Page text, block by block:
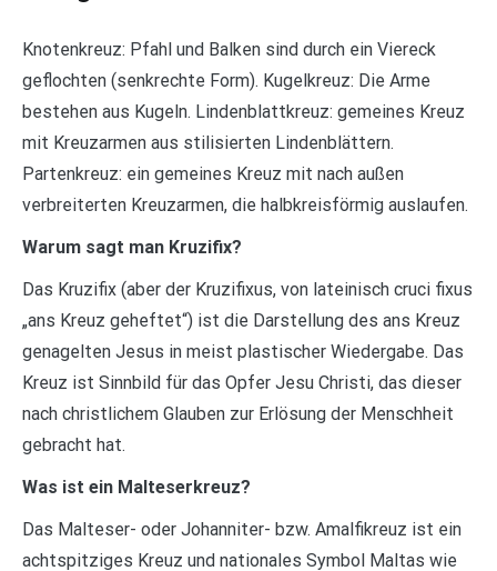
Knotenkreuz: Pfahl und Balken sind durch ein Viereck
geflochten (senkrechte Form). Kugelkreuz: Die Arme
bestehen aus Kugeln. Lindenblattkreuz: gemeines Kreuz
mit Kreuzarmen aus stilisierten Lindenblättern.
Partenkreuz: ein gemeines Kreuz mit nach außen
verbreiterten Kreuzarmen, die halbkreisförmig auslaufen.
Warum sagt man Kruzifix?
Das Kruzifix (aber der Kruzifixus, von lateinisch cruci fixus
„ans Kreuz geheftet“) ist die Darstellung des ans Kreuz
genagelten Jesus in meist plastischer Wiedergabe. Das
Kreuz ist Sinnbild für das Opfer Jesu Christi, das dieser
nach christlichem Glauben zur Erlösung der Menschheit
gebracht hat.
Was ist ein Malteserkreuz?
Das Malteser- oder Johanniter- bzw. Amalfikreuz ist ein
achtspitziges Kreuz und nationales Symbol Maltas wie